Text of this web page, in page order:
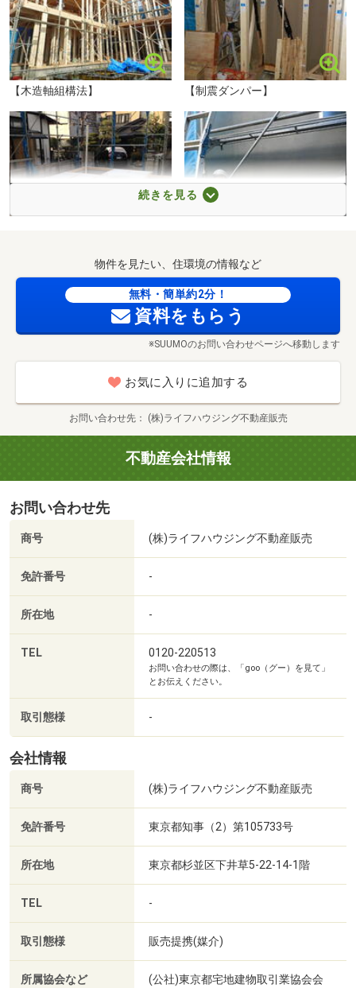
セブン-イレブン 杉並天沼店まで550m 徒歩7分。24時間営業。ちょっとしたお買い物などに便利です。早稲田通り沿いに面しており、お車でお出かけの際も気軽に利用できます。
すぎのこ公園まで170m 徒歩3分。すべり台やブランコなどの遊具が設置され、ベンチや公衆トイレの設備もあります。住宅地の一角にある公園で大通りに面しておらず、お子様がのびのびと遊ぶことができそうです。
【木造軸組構法】 【制震ダンパー】
【外壁】
続きを見る
物件を見たい、住環境の情報など
無料・簡単約2分！
資料をもらう
※SUUMOのお問い合わせページへ移動します
お気に入りに追加する
お問い合わせ先 (株)ライフハウジング不動産販売
不動産会社情報
お問い合わせ先
商号 (株)ライフハウジング不動産販売
免許番号 -
所在地 -
TEL 0120-220513
お問い合わせの際は、「goo（グー）を見て」
とお伝えください。
取引態様 -
会社情報
商号 (株)ライフハウジング不動産販売
免許番号 東京都知事（2）第105733号
所在地 東京都杉並区下井草5-22-14-1階
TEL -
取引態様 販売提携(媒介)
所属協会など
(公社)東京都宅地建物取引業協会会